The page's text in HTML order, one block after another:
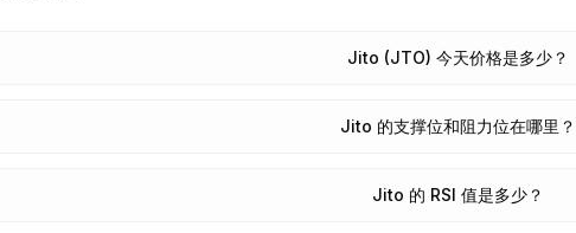
Jito (JTO) 今天价格是多少？
Jito 的支撑位和阻力位在哪里？
Jito 的 RSI 值是多少？